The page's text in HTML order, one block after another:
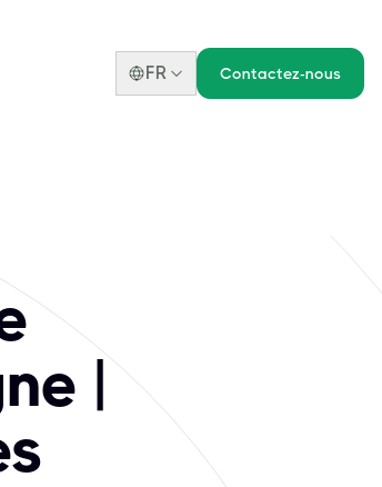
FR Contactez-nous
essentielles dans les
|